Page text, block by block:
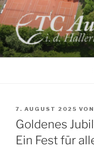
Zum
Inhalt
springen
TC AU
VERÖFFENTLICHT
AM
7. AUGUST 2025 VON
Goldenes
Ein Fest für